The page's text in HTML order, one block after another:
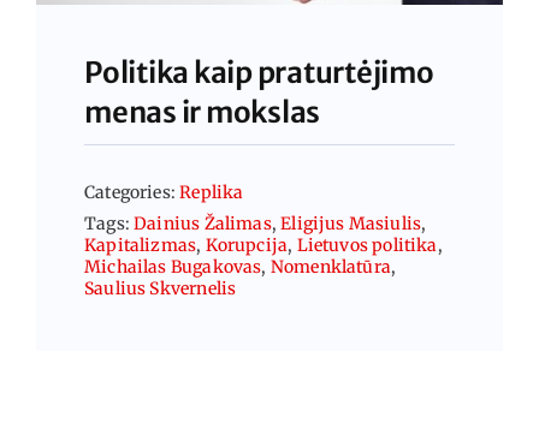
Politika kaip praturtėjimo
menas ir mokslas
Categories:Replika
Tags:Dainius Žalimas,Eligijus Masiulis,
Kapitalizmas, Korupcija, Lietuvos politika,
Michailas Bugakovas, Nomenklatūra,
Saulius Skvernelis